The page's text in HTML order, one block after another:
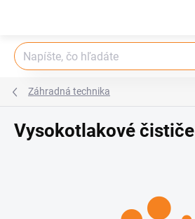
Záhradná technika
Vysokotlakové čističe